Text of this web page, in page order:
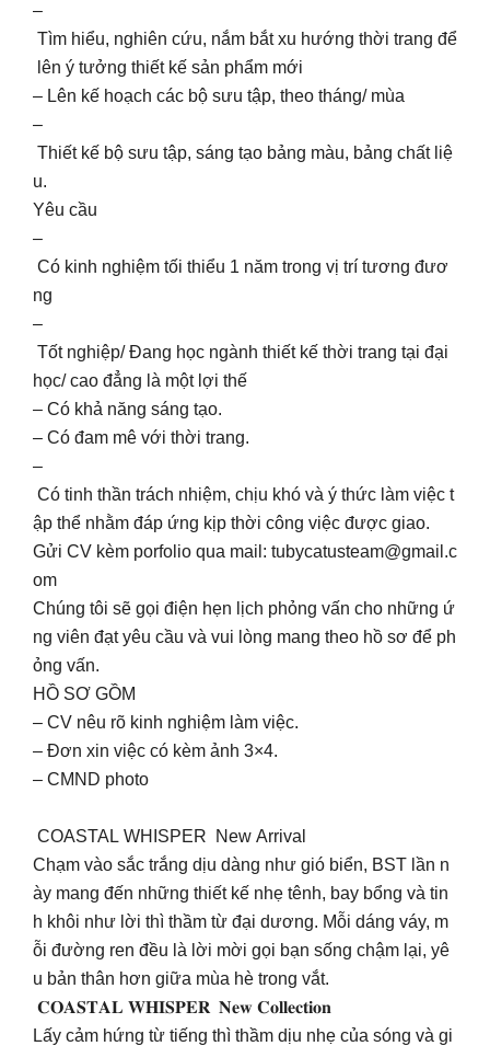
–
Tìm hiểu, nghiên cứu, nắm bắt xu hướng thời trang để
lên ý tưởng thiết kế sản phẩm mới
– Lên kế hoạch các bộ sưu tập, theo tháng/ mùa
–
Thiết kế bộ sưu tập, sáng tạo bảng màu, bảng chất liệ
u.
Yêu cầu
–
Có kinh nghiệm tối thiểu 1 năm trong vị trí tương đươ
ng
–
Tốt nghiệp/ Đang học ngành thiết kế thời trang tại đại
học/ cao đẳng là một lợi thế
– Có khả năng sáng tạo.
– Có đam mê với thời trang.
–
Có tinh thần trách nhiệm, chịu khó và ý thức làm việc t
ập thể nhằm đáp ứng kịp thời công việc được giao.
Gửi CV kèm porfolio qua mail: tubycatusteam@gmail.c
om
Chúng tôi sẽ gọi điện hẹn lịch phỏng vấn cho những ứ
ng viên đạt yêu cầu và vui lòng mang theo hồ sơ để ph
ỏng vấn.
HỒ SƠ GỒM
– CV nêu rõ kinh nghiệm làm việc.
– Đơn xin việc có kèm ảnh 3×4.
– CMND photo
COASTAL WHISPER New Arrival
Chạm vào sắc trắng dịu dàng như gió biển, BST lần n
ày mang đến những thiết kế nhẹ tênh, bay bổng và tin
h khôi như lời thì thầm từ đại dương. Mỗi dáng váy, m
ỗi đường ren đều là lời mời gọi bạn sống chậm lại, yê
u bản thân hơn giữa mùa hè trong vắt.
𝐂𝐎𝐀𝐒𝐓𝐀𝐋 𝐖𝐇𝐈𝐒𝐏𝐄𝐑 𝐍𝐞𝐰 𝐂𝐨𝐥𝐥𝐞𝐜𝐭𝐢𝐨𝐧
Lấy cảm hứng từ tiếng thì thầm dịu nhẹ của sóng và gi